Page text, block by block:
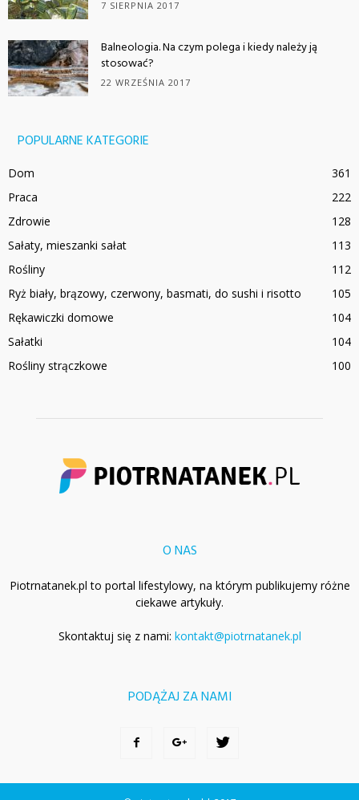
7 SIERPNIA 2017
Balneologia. Na czym polega i kiedy należy ją
stosować?
22 WRZEŚNIA 2017
POPULARNE KATEGORIE
Dom
361
Praca
222
Zdrowie
128
Sałaty, mieszanki sałat
113
Rośliny
112
Ryż biały, brązowy, czerwony, basmati, do sushi i risotto
105
Rękawiczki domowe
104
Sałatki
104
Rośliny strączkowe
100
O NAS
Piotrnatanek.pl to portal lifestylowy, na którym publikujemy różne
ciekawe artykuły.
Skontaktuj się z nami: kontakt@piotrnatanek.pl
PODĄŻAJ ZA NAMI